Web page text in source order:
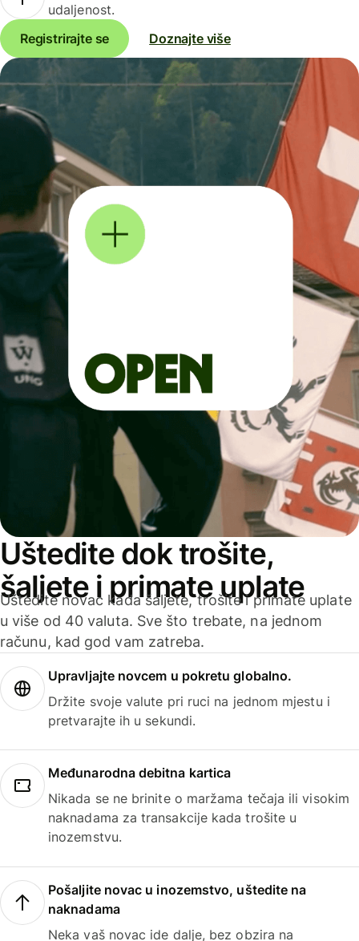
udaljenost.
Registrirajte se
Doznajte više
Uštedite dok trošite,
šaljete i primate uplate
Uštedite novac kada šaljete, trošite i primate uplate
u više od 40 valuta. Sve što trebate, na jednom
računu, kad god vam zatreba.
Upravljajte novcem u pokretu globalno.
Držite svoje valute pri ruci na jednom mjestu i
pretvarajte ih u sekundi.
Međunarodna debitna kartica
Nikada se ne brinite o maržama tečaja ili visokim
naknadama za transakcije kada trošite u
inozemstvu.
Pošaljite novac u inozemstvo, uštedite na
naknadama
Neka vaš novac ide dalje, bez obzira na